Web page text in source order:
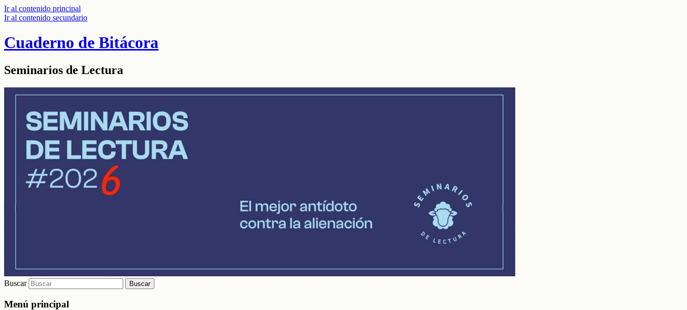
Ir al contenido principal
Ir al contenido secundario
Cuaderno de Bitácora
Seminarios de Lectura
Buscar
Menú principal